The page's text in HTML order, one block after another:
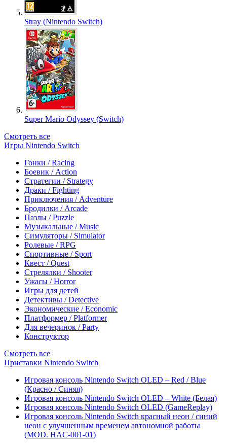
Stray (Nintendo Switch)
Super Mario Odyssey (Switch)
Смотреть все
Игры Nintendo Switch
Гонки / Racing
Боевик / Action
Стратегии / Strategy
Драки / Fighting
Приключения / Adventure
Бродилки / Arcade
Пазлы / Puzzle
Музыкальные / Music
Симуляторы / Simulator
Ролевые / RPG
Спортивные / Sport
Квест / Quest
Стрелялки / Shooter
Ужасы / Horror
Игры для детей
Детективы / Detective
Экономические / Economic
Платформер / Platformer
Для вечеринок / Party
Конструктор
Смотреть все
Приставки Nintendo Switch
Игровая консоль Nintendo Switch OLED – Red / Blue
(Красно / Синяя)
Игровая консоль Nintendo Switch OLED – White (Белая)
Игровая консоль Nintendo Switch OLED (GameReplay)
Игровая консоль Nintendo Switch красный неон / синий
неон с улучшенным временем автономной работы
(MOD. HAC-001-01)